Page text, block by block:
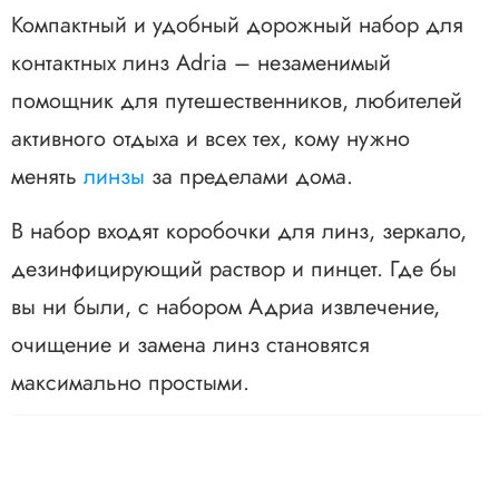
Компактный и удобный дорожный набор для
контактных линз Adria – незаменимый
помощник для путешественников, любителей
активного отдыха и всех тех, кому нужно
менять линзы за пределами дома.
В набор входят коробочки для линз, зеркало,
дезинфицирующий раствор и пинцет. Где бы
вы ни были, с набором Адриа извлечение,
очищение и замена линз становятся
максимально простыми.